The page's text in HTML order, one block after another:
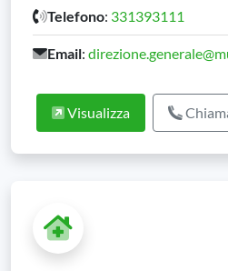
Telefono: 331393111
Email:
Visualizza